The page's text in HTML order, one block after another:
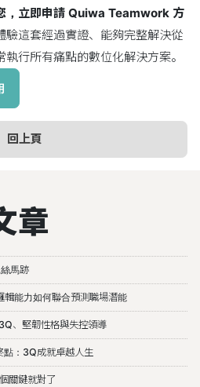
，立即申請 Quiwa Teamwork 方
驗這套經過實證、能夠完整解決從
行所有痛點的數位化解決方案。
回上頁
章
馬跡
輯能力如何聯合預測職場潛能
、堅韌性格與失控領導
點：3Q成就卓越人生
關鍵就對了